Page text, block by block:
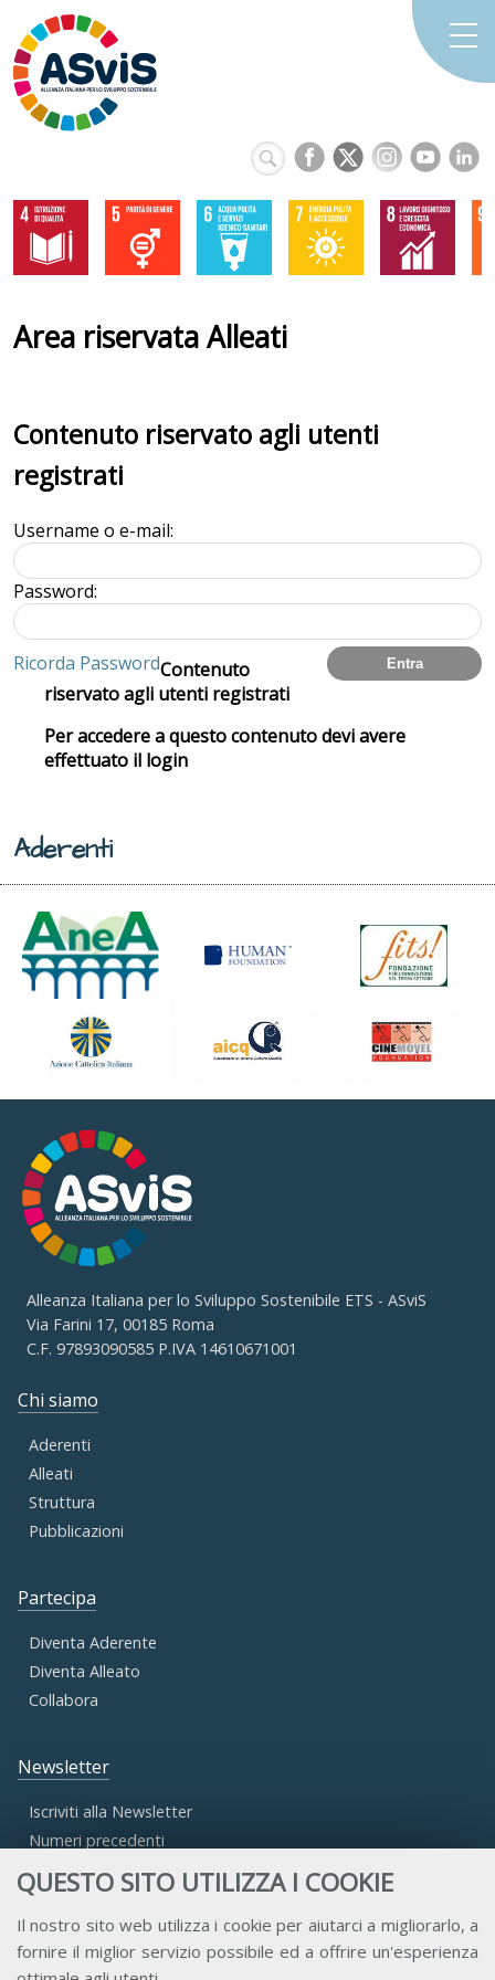
QUESTO SITO UTILIZZA I COOKIE
Il nostro sito web utilizza i cookie per aiutarci a migliorarlo, a
fornire il miglior servizio possibile ed a offrire un'esperienza
Area riservata Alleati
Contenuto riservato agli utenti
registrati
Username o e-mail:
Password:
Ricorda PasswordContenuto
riservato agli utenti registrati
Per accedere a questo contenuto devi avere
effettuato il login
Aderenti
Alleanza Italiana per lo Sviluppo Sostenibile ETS - ASviS
Via Farini 17, 00185 Roma
C.F. 97893090585 P.IVA 14610671001
Chi siamo
Aderenti
Alleati
Struttura
Pubblicazioni
Partecipa
Diventa Aderente
Diventa Alleato
Collabora
Newsletter
Iscriviti alla Newsletter
Numeri precedenti
Accesso Aderenti